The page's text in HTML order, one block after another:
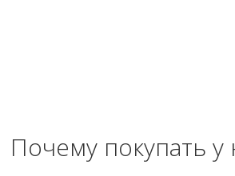
Почему покупать у